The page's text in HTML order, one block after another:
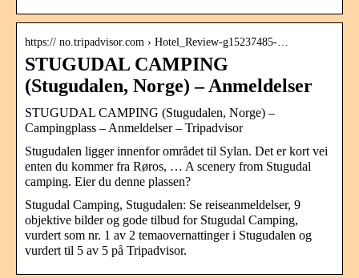
https:// no.tripadvisor.com › Hotel_Review-g15237485-…
STUGUDAL CAMPING
(Stugudalen, Norge) – Anmeldelser
STUGUDAL CAMPING (Stugudalen, Norge) –
Campingplass – Anmeldelser – Tripadvisor
Stugudalen ligger innenfor området til Sylan. Det er kort vei
enten du kommer fra Røros, … A scenery from Stugudal
camping. Eier du denne plassen?
Stugudal Camping, Stugudalen: Se reiseanmeldelser, 9
objektive bilder og gode tilbud for Stugudal Camping,
vurdert som nr. 1 av 2 temaovernattinger i Stugudalen og
vurdert til 5 av 5 på Tripadvisor.